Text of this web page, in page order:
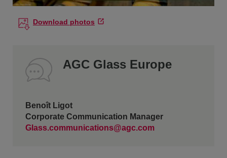
Download photos
AGC Glass Europe
Benoît Ligot
Corporate Communication Manager
Glass.communications@agc.com